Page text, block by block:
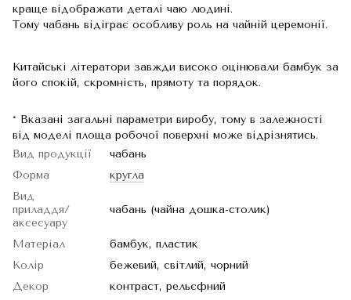
краще відображати деталі чаю людині.
Тому чабань відіграє особливу роль на чайній церемонії.
Китайські літератори завжди високо оцінювали бамбук за
його спокій, скромність, прямоту та порядок.
* Вказані загальні параметри виробу, тому в залежності
від моделі площа робочої поверхні може відрізнятись.
Вид продукції
чабань
Форма
кругла
Вид
приладдя/
аксесуару
чабань (чайна дошка-столик)
Матеріал
бамбук, пластик
Колір
бежевий, світлий, чорний
Декор
контраст, рельєфний